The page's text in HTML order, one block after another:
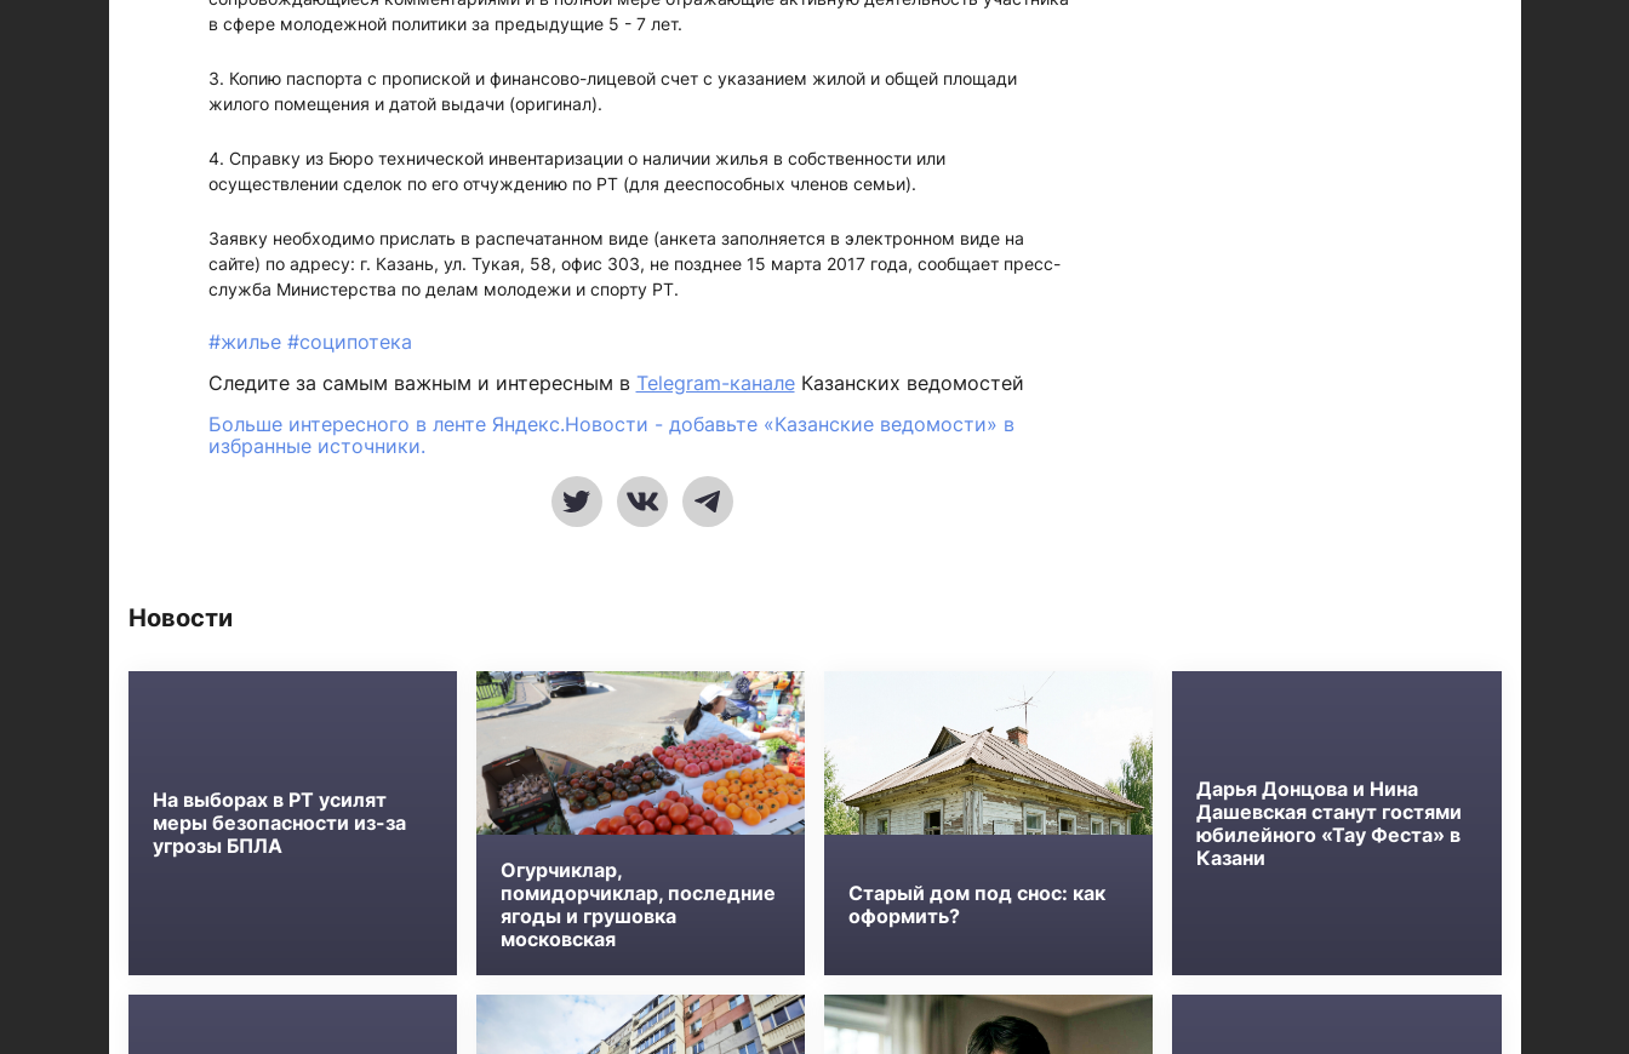
в сфере молодежной политики за предыдущие 5 - 7 лет.
3. Копию паспорта с пропиской и финансово-лицевой счет с указанием жилой и общей площади
жилого помещения и датой выдачи (оригинал).
4. Справку из Бюро технической инвентаризации о наличии жилья в собственности или
осуществлении сделок по его отчуждению по РТ (для дееспособных членов семьи).
Заявку необходимо прислать в распечатанном виде (анкета заполняется в электронном виде на
сайте) по адресу: г. Казань, ул. Тукая, 58, офис 303, не позднее 15 марта 2017 года, сообщает пресс-
служба Министерства по делам молодежи и спорту РТ.
#жилье #соципотека
Следите за самым важным и интересным в Telegram-каналеКазанских ведомостей
Больше интересного в ленте Яндекс.Новости - добавьте «Казанские ведомости» в
избранные источники.
Новости
На выборах в РТ усилят
меры безопасности из-за
угрозы БПЛА
Огурчиклар,
помидорчиклар, последние
ягоды и грушовка
московская
Старый дом под снос: как
оформить?
Дарья Донцова и Нина
Дашевская станут гостями
юбилейного «Тау Феста» в
Казани